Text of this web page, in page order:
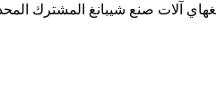
آلات صنع شيبانغ المشترك